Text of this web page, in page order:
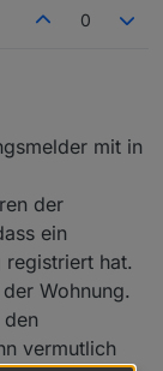
oder was
0
mit in
der
ein
registriert hat.
Wohnung.
vermutlich